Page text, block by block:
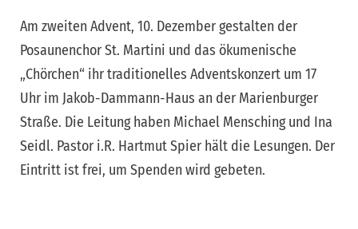
Am zweiten Advent, 10. Dezember gestalten der
Posaunenchor St. Martini und das ökumenische
„Chörchen“ ihr traditionelles Adventskonzert um 17
Uhr im Jakob-Dammann-Haus an der Marienburger
Straße. Die Leitung haben Michael Mensching und Ina
Seidl. Pastor i.R. Hartmut Spier hält die Lesungen. Der
Eintritt ist frei, um Spenden wird gebeten.